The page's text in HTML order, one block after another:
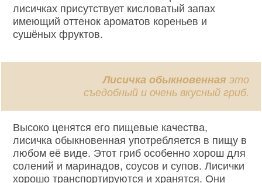
лисичках присутствует кисловатый запах
имеющий оттенок ароматов кореньев и
сушёных фруктов.
Лисичка обыкновенная это
съедобный и очень вкусный гриб.
Высоко ценятся его пищевые качества,
лисичка обыкновенная употребляется в пищу в
любом её виде. Этот гриб особенно хорош для
солений и маринадов, соусов и супов. Лисички
хорошо транспортируются и хранятся. Они